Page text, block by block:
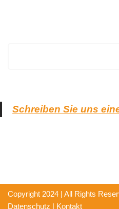
Schreiben Sie uns
Copyright 2024 | All Rights
Datenschutz | Kontakt